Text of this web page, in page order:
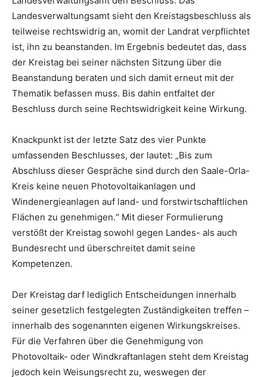
Landesverwaltungsamt sieht den Kreistagsbeschluss als
teilweise rechtswidrig an, womit der Landrat verpflichtet
ist, ihn zu beanstanden. Im Ergebnis bedeutet das, dass
der Kreistag bei seiner nächsten Sitzung über die
Beanstandung beraten und sich damit erneut mit der
Thematik befassen muss. Bis dahin entfaltet der
Beschluss durch seine Rechtswidrigkeit keine Wirkung.
Knackpunkt ist der letzte Satz des vier Punkte
umfassenden Beschlusses, der lautet: „Bis zum
Abschluss dieser Gespräche sind durch den Saale-Orla-
Kreis keine neuen Photovoltaikanlagen und
Windenergieanlagen auf land- und forstwirtschaftlichen
Flächen zu genehmigen.“ Mit dieser Formulierung
verstößt der Kreistag sowohl gegen Landes- als auch
Bundesrecht und überschreitet damit seine
Kompetenzen.
Der Kreistag darf lediglich Entscheidungen innerhalb
seiner gesetzlich festgelegten Zuständigkeiten treffen –
innerhalb des sogenannten eigenen Wirkungskreises.
Für die Verfahren über die Genehmigung von
Photovoltaik- oder Windkraftanlagen steht dem Kreistag
jedoch kein Weisungsrecht zu, weswegen der